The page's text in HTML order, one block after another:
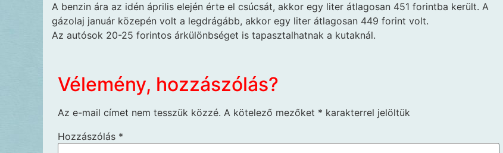
A benzin ára az idén április elején érte el csúcsát, akkor egy liter átlagosan 451 forintba került. A
gázolaj január közepén volt a legdrágább, akkor egy liter átlagosan 449 forint volt.
Az autósok 20-25 forintos árkülönbséget is tapasztalhatnak a kutaknál.
Vélemény, hozzászólás?
Az e-mail címet nem tesszük közzé. A kötelező mezőket * karakterrel jelöltük
Hozzászólás *